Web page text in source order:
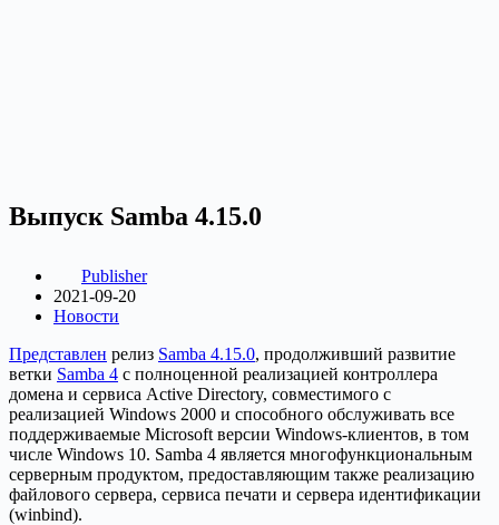
Выпуск Samba 4.15.0
Publisher
2021-09-20
Новости
Представлен релиз Samba 4.15.0, продолживший развитие
ветки Samba 4 с полноценной реализацией контроллера
домена и сервиса Active Directory, совместимого с
реализацией Windows 2000 и способного обслуживать все
поддерживаемые Microsoft версии Windows-клиентов, в том
числе Windows 10. Samba 4 является многофункциональным
серверным продуктом, предоставляющим также реализацию
файлового сервера, сервиса печати и сервера идентификации
(winbind).